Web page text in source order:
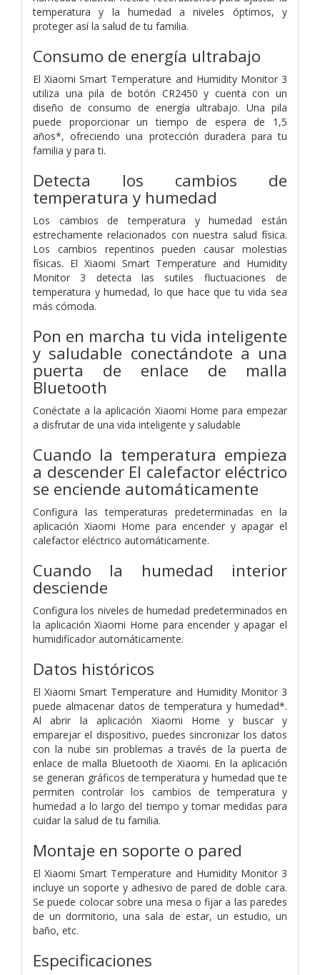
temperatura y la humedad a niveles óptimos, y
proteger así la salud de tu familia.
Consumo de energía ultrabajo
El Xiaomi Smart Temperature and Humidity Monitor 3
utiliza una pila de botón CR2450 y cuenta con un
diseño de consumo de energía ultrabajo. Una pila
puede proporcionar un tiempo de espera de 1,5
años*, ofreciendo una protección duradera para tu
familia y para ti.
Detecta los cambios de
temperatura y humedad
Los cambios de temperatura y humedad están
estrechamente relacionados con nuestra salud física.
Los cambios repentinos pueden causar molestias
físicas. El Xiaomi Smart Temperature and Humidity
Monitor 3 detecta las sutiles fluctuaciones de
temperatura y humedad, lo que hace que tu vida sea
más cómoda.
Pon en marcha tu vida inteligente
y saludable conectándote a una
puerta de enlace de malla
Bluetooth
Conéctate a la aplicación Xiaomi Home para empezar
a disfrutar de una vida inteligente y saludable
Cuando la temperatura empieza
a descender El calefactor eléctrico
se enciende automáticamente
Configura las temperaturas predeterminadas en la
aplicación Xiaomi Home para encender y apagar el
calefactor eléctrico automáticamente.
Cuando la humedad interior
desciende
Configura los niveles de humedad predeterminados en
la aplicación Xiaomi Home para encender y apagar el
humidificador automáticamente.
Datos históricos
El Xiaomi Smart Temperature and Humidity Monitor 3
puede almacenar datos de temperatura y humedad*.
Al abrir la aplicación Xiaomi Home y buscar y
emparejar el dispositivo, puedes sincronizar los datos
con la nube sin problemas a través de la puerta de
enlace de malla Bluetooth de Xiaomi. En la aplicación
se generan gráficos de temperatura y humedad que te
permiten controlar los cambios de temperatura y
humedad a lo largo del tiempo y tomar medidas para
cuidar la salud de tu familia.
Montaje en soporte o pared
El Xiaomi Smart Temperature and Humidity Monitor 3
incluye un soporte y adhesivo de pared de doble cara.
Se puede colocar sobre una mesa o fijar a las paredes
de un dormitorio, una sala de estar, un estudio, un
baño, etc.
Especificaciones